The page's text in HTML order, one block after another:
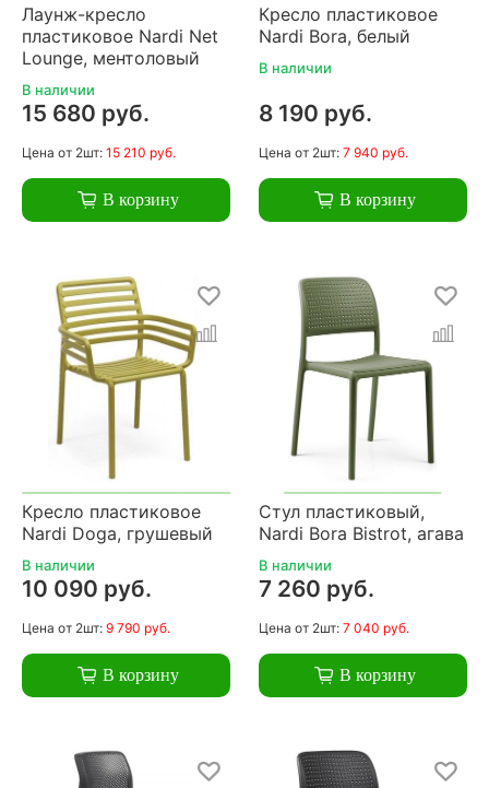
Лаунж-кресло
пластиковое Nardi Net
Lounge, ментоловый
В наличии
15 680 руб.
Цена от 2шт: 15 210 руб.
В корзину
Кресло пластиковое
Nardi Bora, белый
В наличии
8 190 руб.
Цена от 2шт: 7 940 руб.
В корзину
Кресло пластиковое
Nardi Doga, грушевый
В наличии
10 090 руб.
Цена от 2шт: 9 790 руб.
В корзину
Стул пластиковый,
Nardi Bora Bistrot, агава
В наличии
7 260 руб.
Цена от 2шт: 7 040 руб.
В корзину